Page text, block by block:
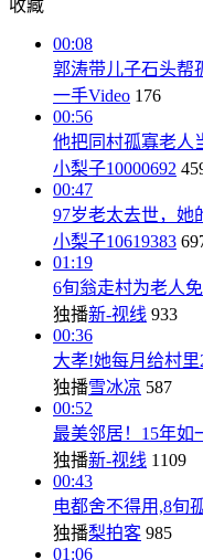
收藏
00:08
郭涛带儿子石头帮
一手Video 176
00:56
他把同村孤寡老人
小梨子10000692
00:47
97岁老太去世，她
小梨子10619383
01:19
6旬翁走村为老人
独播新-视线 933
00:36
大孝!她每月给村
独播雪冰凉 587
00:52
最美邻居！15年如
独播新-视线 1109
00:43
电都舍不得用,8旬
独播梨拍客 985
01:06